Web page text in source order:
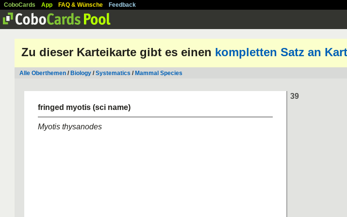
CoboCards App FAQ & Wünsche Feedback
Zu dieser Karteikarte gibt es einen kompletten Satz an
Alle Oberthemen / Biology /Systematics / Mammal Species
39
fringed myotis (sci name)
Myotis thysanodes